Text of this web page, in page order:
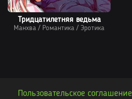
Тридцатилетняя ведьма
Манхва / Романтика / Эротика
Пользовательское соглашение